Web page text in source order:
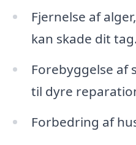
Fjernelse af
kan skade dit tag.
Forebyggelse af
til dyre
Forbedring af